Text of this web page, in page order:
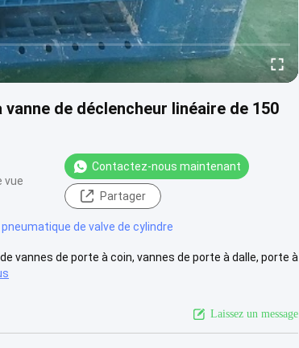
de déclencheur linéaire de 150
vue
Contactez-nous maintenant
Partager
de valve de cylindre
vannes de porte à coin, vannes de porte à dalle, porte à
Laissez un message